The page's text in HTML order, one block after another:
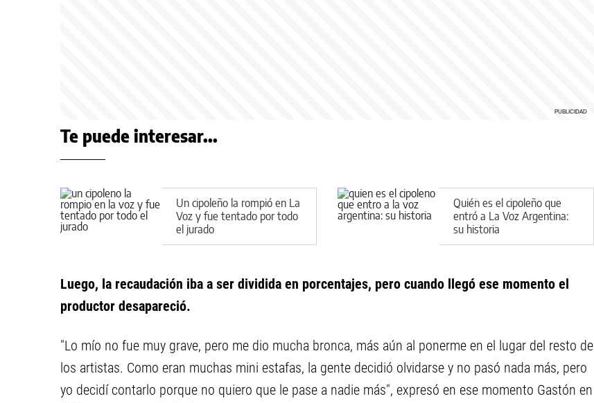
Te puede interesar...
Un cipoleño la rompió en La
Voz y fue tentado por todo
el jurado
Quién es el cipoleño que
entró a La Voz Argentina:
su historia
Luego, la recaudación iba a ser dividida en porcentajes, pero cuando llegó ese momento el
productor desapareció.
"Lo mío no fue muy grave, pero me dio mucha bronca, más aún al ponerme en el lugar del resto de
los artistas. Como eran muchas mini estafas, la gente decidió olvidarse y no pasó nada más, pero
yo decidí contarlo porque no quiero que le pase a nadie más", expresó en ese momento Gastón en